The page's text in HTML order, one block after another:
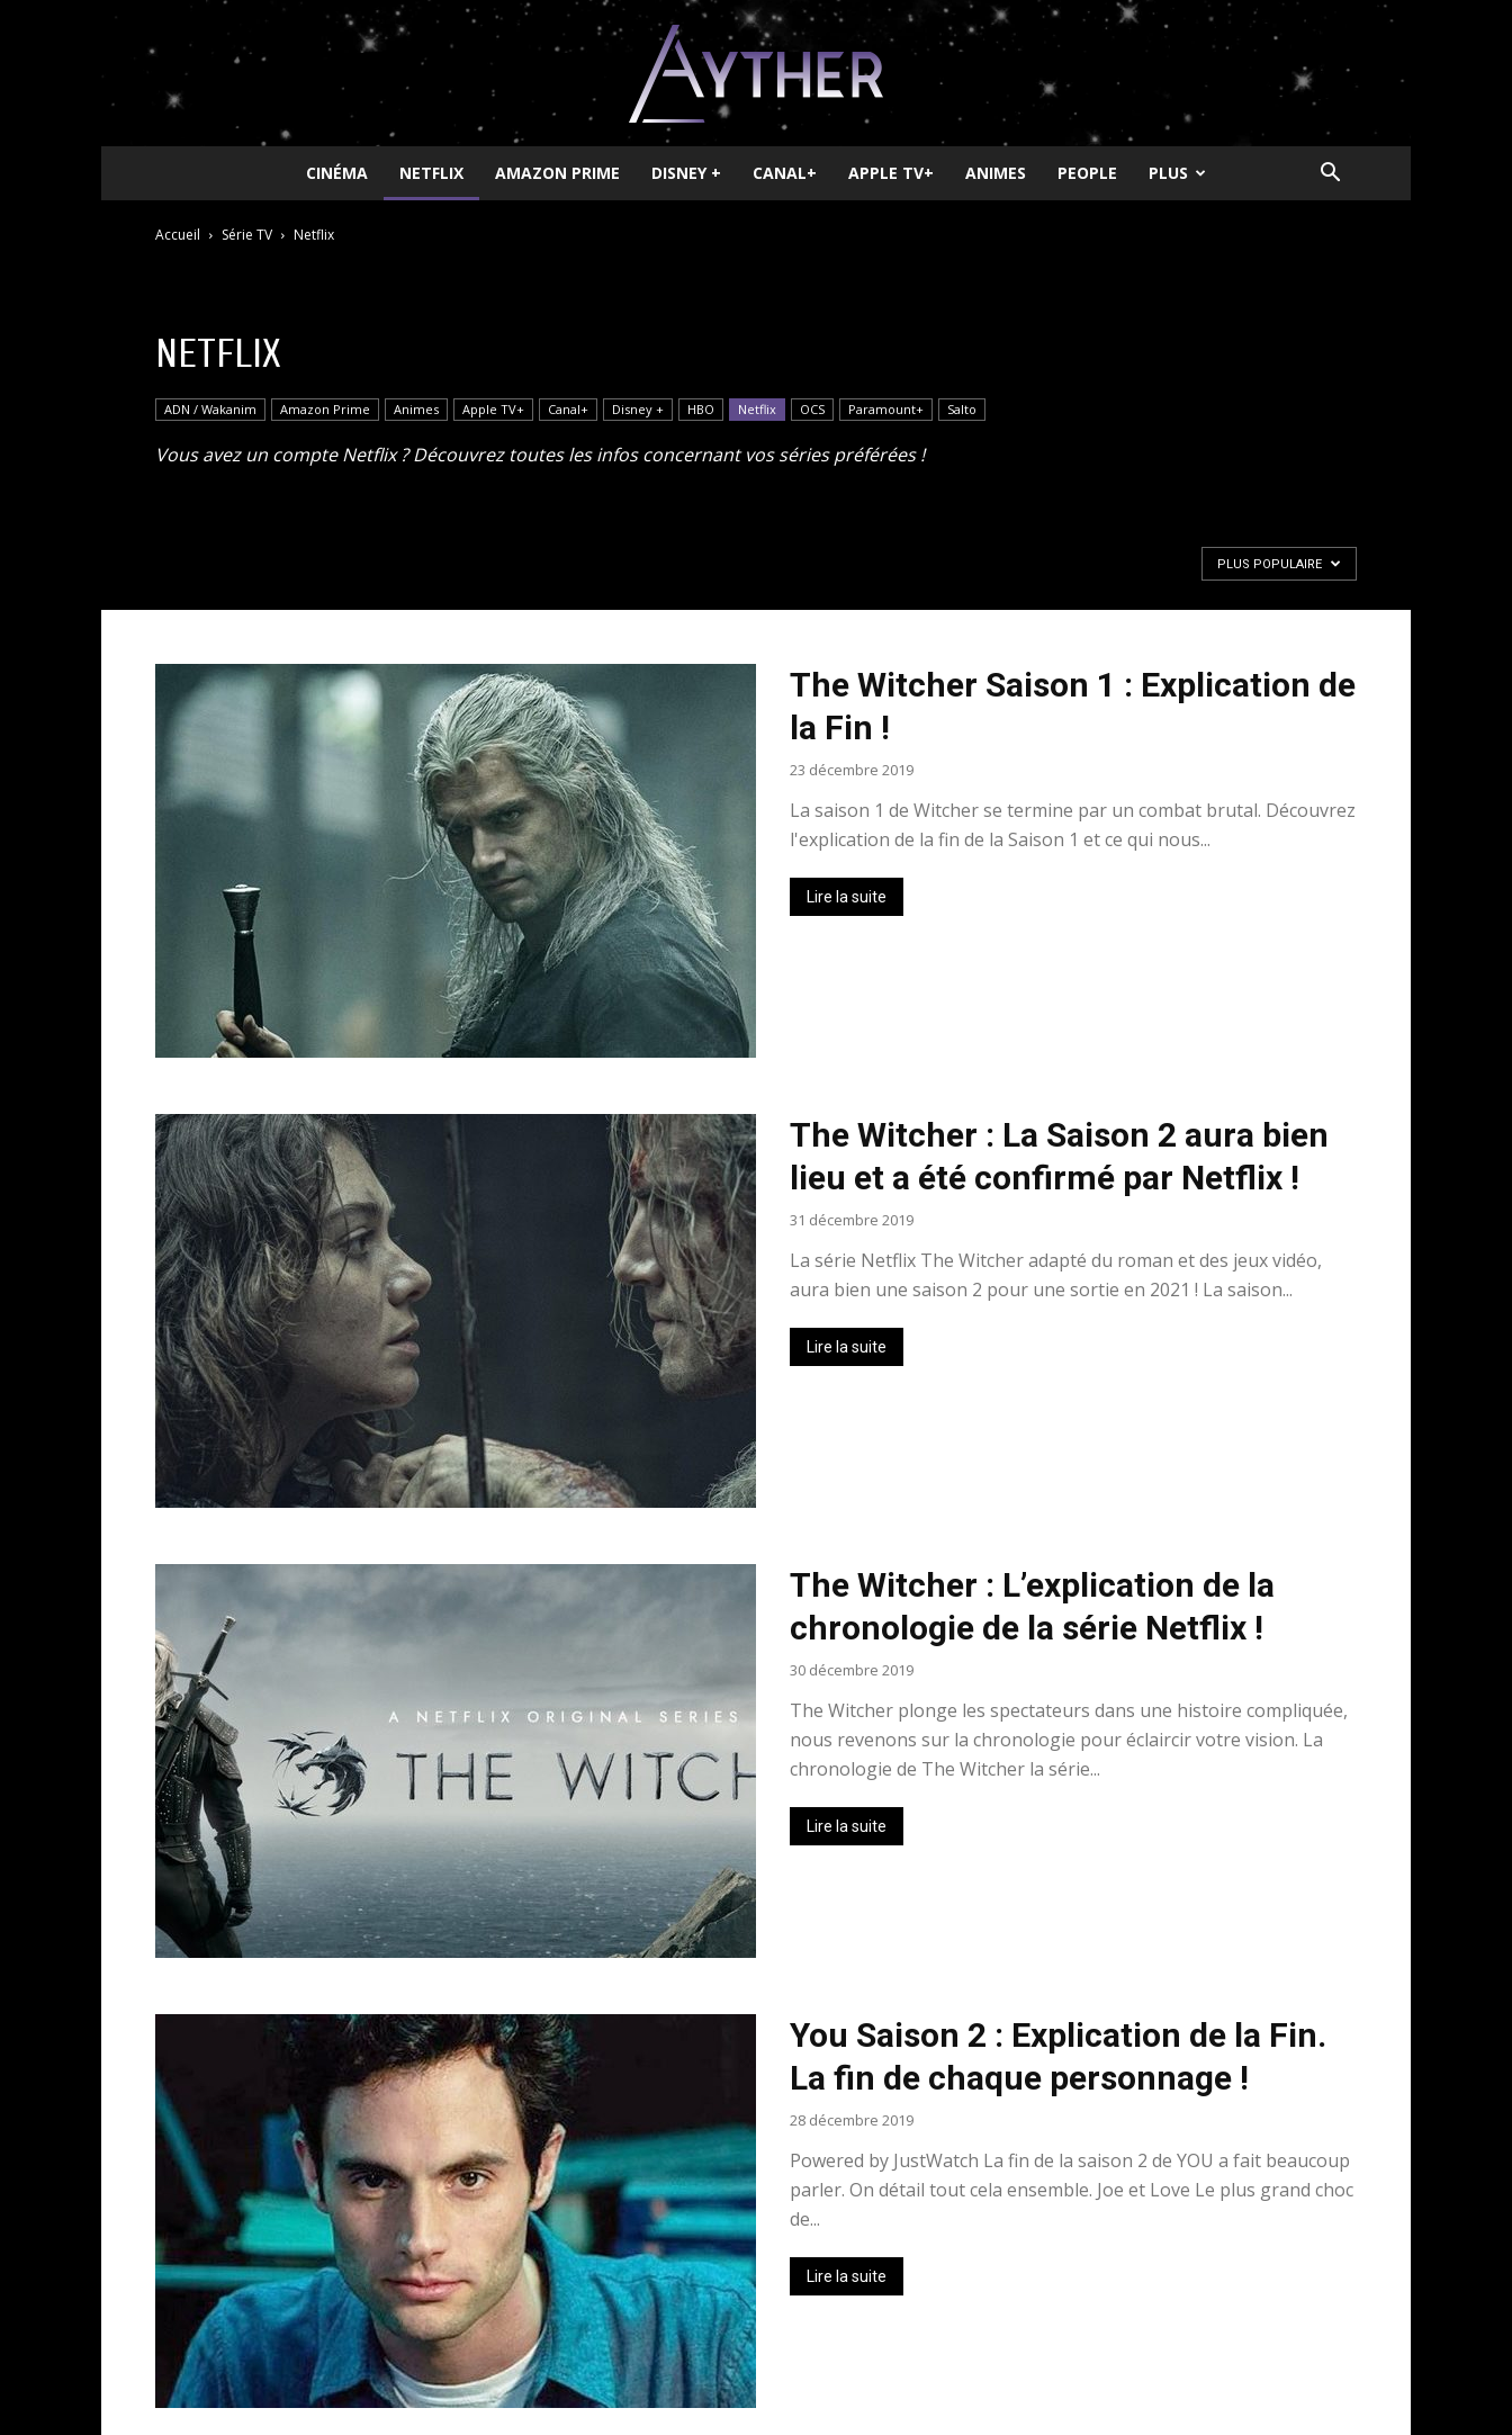
Ayther
CINÉMA NETFLIX AMAZON PRIME DISNEY + CANAL+ APPLE TV+ ANIMES PEOPLE PLUS
Accueil Série TV Netflix
NETFLIX
ADN / Wakanim Amazon Prime Animes Apple TV+ Canal+ Disney + HBO Netflix OCS Paramount+ Salto
Vous avez un compte Netflix ? Découvrez toutes les infos concernant vos séries préférées !
PLUS POPULAIRE
The Witcher Saison 1 : Explication de
la Fin !
23 décembre 2019
La saison 1 de Witcher se termine par un combat brutal. Découvrez
l'explication de la fin de la Saison 1 et ce qui nous...
Lire la suite
The Witcher : La Saison 2 aura bien
lieu et a été confirmé par Netflix !
31 décembre 2019
La série Netflix The Witcher adapté du roman et des jeux vidéo,
aura bien une saison 2 pour une sortie en 2021 ! La saison...
Lire la suite
The Witcher : L’explication de la
chronologie de la série Netflix !
30 décembre 2019
The Witcher plonge les spectateurs dans une histoire compliquée,
nous revenons sur la chronologie pour éclaircir votre vision. La
chronologie de The Witcher la série...
Lire la suite
You Saison 2 : Explication de la Fin.
La fin de chaque personnage !
28 décembre 2019
Powered by JustWatch La fin de la saison 2 de YOU a fait beaucoup
parler. On détail tout cela ensemble. Joe et Love Le plus grand choc
de...
Lire la suite